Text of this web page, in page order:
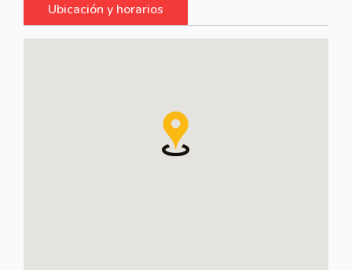
Ubicación y horarios